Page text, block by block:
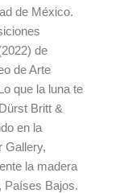
de México.
de
de Arte
que la luna te
Britt &
en la
Gallery,
la madera
Países Bajos.